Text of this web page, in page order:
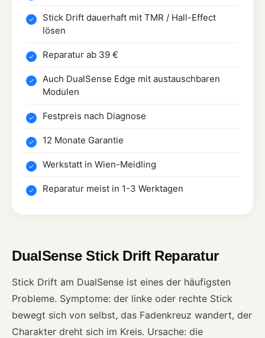
Stick Drift dauerhaft mit TMR / Hall-Effect
lösen
Reparatur ab 39 €
Auch DualSense Edge mit austauschbaren
Modulen
Festpreis nach Diagnose
12 Monate Garantie
Werkstatt in Wien-Meidling
Reparatur meist in 1-3 Werktagen
DualSense Stick Drift Reparatur
Stick Drift am DualSense ist eines der häufigsten
Probleme. Symptome: der linke oder rechte Stick
bewegt sich von selbst, das Fadenkreuz wandert, der
Charakter dreht sich im Kreis. Ursache: die